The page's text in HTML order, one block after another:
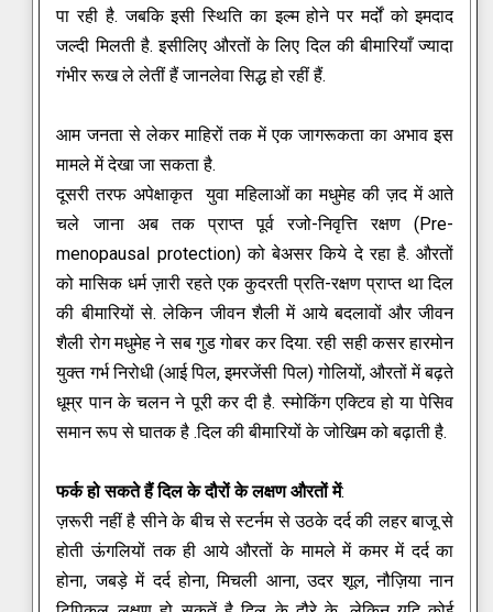
पा रही है. जबकि इसी स्थिति का इल्म होने पर मर्दों को इमदाद
जल्दी मिलती है. इसीलिए औरतों के लिए दिल की बीमारियाँ ज्यादा
गंभीर रूख ले लेतीं हैं जानलेवा सिद्ध हो रहीं हैं.
आम जनता से लेकर माहिरों तक में एक जागरूकता का अभाव इस
मामले में देखा जा सकता है.
दूसरी तरफ अपेक्षाकृत युवा महिलाओं का मधुमेह की ज़द में आते
चले जाना अब तक प्राप्त पूर्व रजो-निवृत्ति रक्षण (Pre-
menopausal protection) को बेअसर किये दे रहा है. औरतों
को मासिक धर्म ज़ारी रहते एक कुदरती प्रति-रक्षण प्राप्त था दिल
की बीमारियों से. लेकिन जीवन शैली में आये बदलावों और जीवन
शैली रोग मधुमेह ने सब गुड गोबर कर दिया.रही सही कसर हारमोन
युक्त गर्भ निरोधी (आई पिल, इमरजेंसी पिल) गोलियों, औरतों में बढ़ते
धूम्र पान के चलन ने पूरी कर दी है.स्मोकिंग एक्टिव हो या पेसिव
समान रूप से घातक है .दिल की बीमारियों के जोखिम को बढ़ाती है.
फर्क हो सकते हैं दिल के दौरों के लक्षण औरतों में:
ज़रूरी नहीं है सीने के बीच से स्टर्नम से उठके दर्द की लहर बाजू से
होती ऊंगलियों तक ही आये औरतों के मामले में कमर में दर्द का
होना, जबड़े में दर्द होना, मिचली आना, उदर शूल, नौज़िया नान